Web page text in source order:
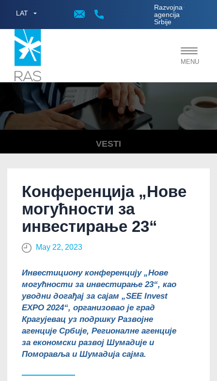
LAT
Razvojna
agencija
Srbije
;
Toggle
MENU
VESTI
Конференција „Нове
могућности за
инвестирање 23“
May 22, 2023
Инвестициону конференцију „Нове
могућности за инвестирање 23“, као
уводни догађај за сајам „SEE Invest
EXPO 2024“, организовао је град
Крагујевац уз подршку Развојне
агенције Србије, Регионалне агенције
за економски развој Шумадије и
Поморавља и Шумадија сајма.